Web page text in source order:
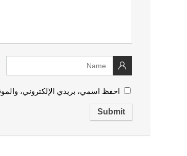
احفظ اسمي، بريدي الإلكتروني،